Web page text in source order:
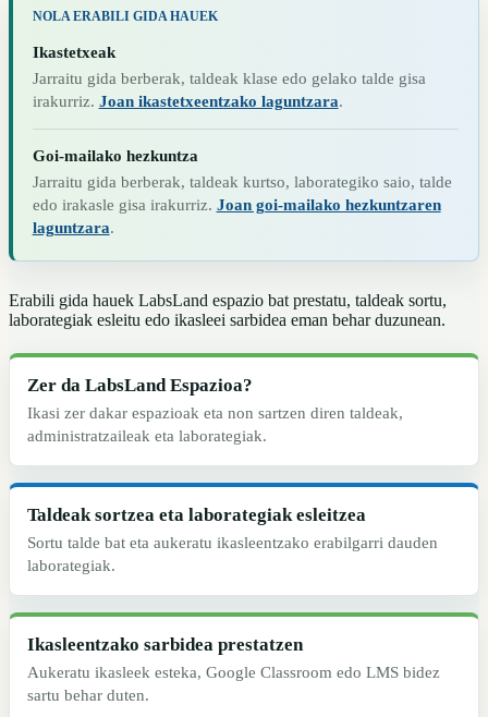
NOLA ERABILI GIDA HAUEK
Ikastetxeak
Jarraitu gida berberak, taldeak klase edo gelako talde gisa
irakurriz. Joan ikastetxeentzako laguntzara.
Goi-mailako hezkuntza
Jarraitu gida berberak, taldeak kurtso, laborategiko saio, talde
edo irakasle gisa irakurriz. Joan goi-mailako hezkuntzaren
laguntzara.
Erabili gida hauek LabsLand espazio bat prestatu, taldeak sortu,
laborategiak esleitu edo ikasleei sarbidea eman behar duzunean.
Zer da LabsLand Espazioa?
Ikasi zer dakar espazioak eta non sartzen diren taldeak,
administratzaileak eta laborategiak.
Taldeak sortzea eta laborategiak esleitzea
Sortu talde bat eta aukeratu ikasleentzako erabilgarri dauden
laborategiak.
Ikasleentzako sarbidea prestatzen
Aukeratu ikasleek esteka, Google Classroom edo LMS bidez
sartu behar duten.